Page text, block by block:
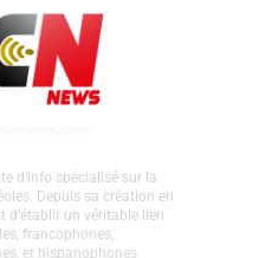
•CMA Actu,La Une CMA
juillet 2026